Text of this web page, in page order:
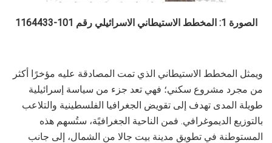
الصورة 1: المخطط الاستيطاني الاسرائيلي رقم 101-1164433
ويمثل المخطط الاستيطاني الذي تمت المصادقة عليه مؤخرًا أكثر
من مجرد مشروع سكني؛ فهي تعد جزء من سياسة إسرائيلية
طويلة المدى تهدف إلى تقويض الجغرافيا الفلسطينية والتلاعب
بالتوزيع الديموغرافي. فمن الناحية الجغرافيًة، ستُسهم هذه
المستوطنة في تطويق مدينة بيت جالا من الشمال، إلى جانب